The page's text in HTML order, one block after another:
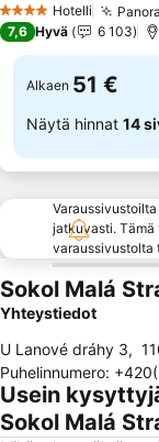
4 Tähtiluokitus
Hotelli
7,6 Hyvä 6 103
Alkaen 51 €
Näytä hinnat 14
jatkuvasti.
varaussivustolta
Sokol Malá
Yhteystiedot
U Lanové dráhy 3,
Puhelinnumero:
Usein
Sokol Malá